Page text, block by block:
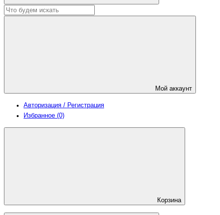
Мой аккаунт
Авторизация / Регистрация
Избранное (0)
Корзина